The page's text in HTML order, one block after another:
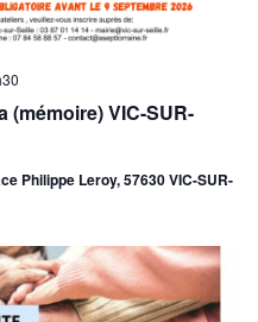
(mémoire) VIC-SUR-
Philippe Leroy, 57630 VIC-SUR-